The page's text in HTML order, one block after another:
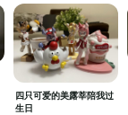
四只可爱的美露莘陪我过
生日